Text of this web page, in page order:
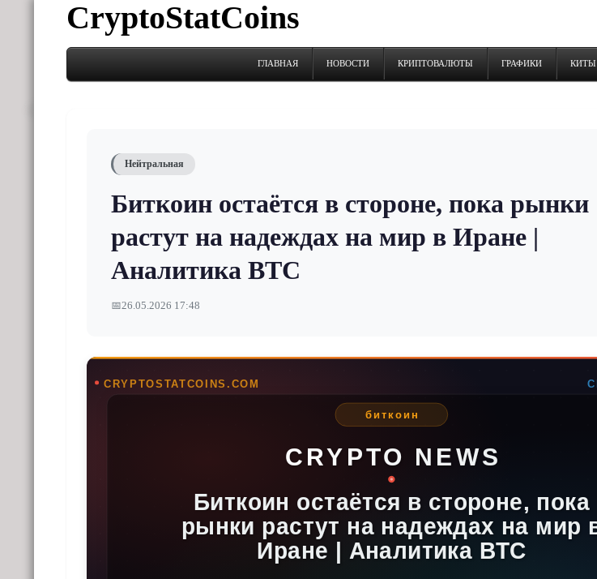
CryptoStatCoins
ГЛАВНАЯ НОВОСТИ КРИПТОВАЛЮТЫ ГРАФИКИ КИТЫ
Нейтральная
Биткоин остаётся в стороне, пока рынки
растут на надеждах на мир в Иране |
Аналитика BTC
📅26.05.2026 17:48